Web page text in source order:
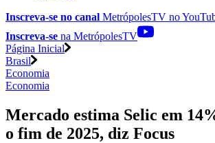
Inscreva-se no canal MetrópolesTV no
Inscreva-se na MetrópolesTV
Página Inicial
Brasil
Economia
Economia
Mercado estima Selic em
o fim de 2025, diz Focus